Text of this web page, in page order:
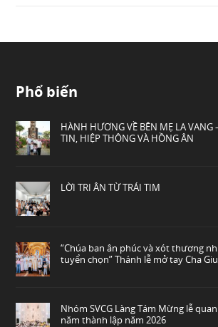
Phổ biến
HÀNH HƯƠNG VỀ BÊN MẸ LA
TIN, HIỆP THÔNG VÀ HỒNG ÂN
LỜI TRI ÂN TỪ TRÁI TIM
“Chúa ban ân phúc và xót thương
tuyển chọn” Thánh lễ mở tay Cha
Nhóm SVCG Làng Tám Mừng lễ
năm thành lập năm 2026